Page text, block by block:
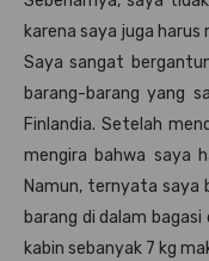
karena saya juga harus
Saya sangat
barang-barang yang
Finlandia. Setelah
mengira bahwa saya
Namun, ternyata saya
barang di dalam bagasi
kabin sebanyak 7 kg